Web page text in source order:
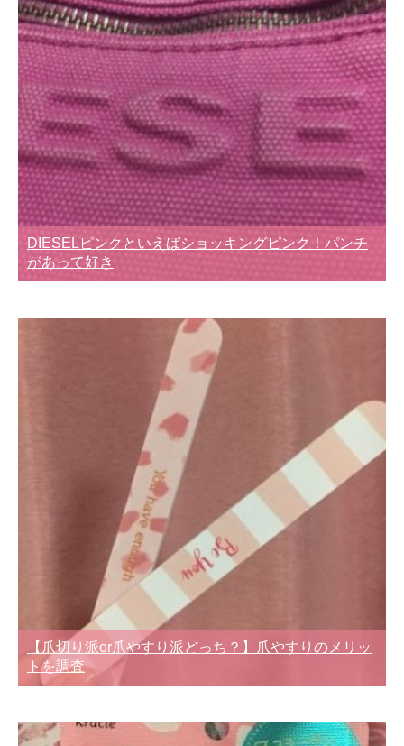
DIESELピンクといえばショッキングピンク！パンチ
があって好き
【爪切り派or爪やすり派どっち？】爪やすりのメリッ
トを調査